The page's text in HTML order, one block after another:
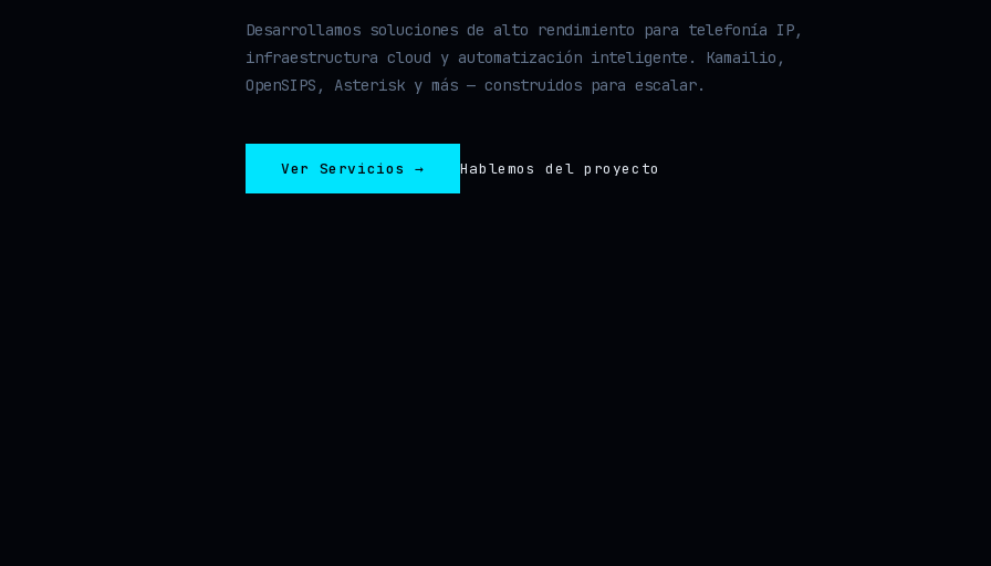
Desarrollamos soluciones de alto rendimiento para telefonía IP,
infraestructura cloud y automatización inteligente. Kamailio,
OpenSIPS, Asterisk y más — construidos para escalar.
Ver Servicios → Hablemos del proyecto